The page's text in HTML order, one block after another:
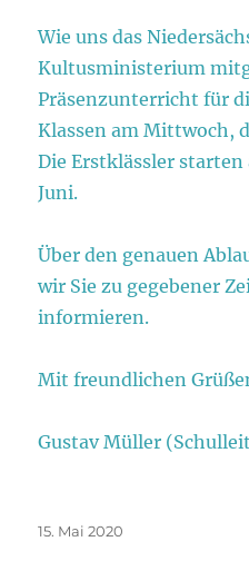
Wie uns das
Kultusministerium
Präsenzunterricht für
Klassen am Mittwoch,
Die Erstklässler starten
Juni.
Über den genauen
wir Sie zu gegebener
informieren.
Mit freundlichen
Gustav Müller
Veröffentlicht
15. Mai 2020